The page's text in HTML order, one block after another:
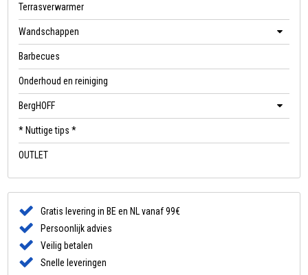
Terrasverwarmer
Wandschappen
Barbecues
Onderhoud en reiniging
BergHOFF
* Nuttige tips *
OUTLET
Gratis levering in BE en NL vanaf 99€
Persoonlijk advies
Veilig betalen
Snelle leveringen